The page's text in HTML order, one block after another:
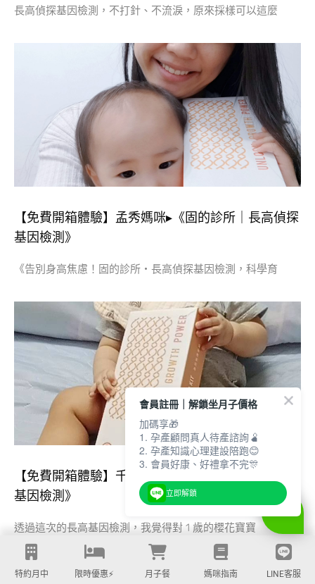
長高偵探基因檢測，不打針、不流淚，原來採樣可以這麼
【免費開箱體驗】孟秀媽咪▸《固的診所｜長高偵探
基因檢測》
《告別身高焦慮！固的診所・長高偵探基因檢測，科學育
【免費開箱體驗】千淯媽咪▸《固的診所｜長高偵探
基因檢測》
透過這次的長高基因檢測，我覺得對 1 歲的櫻花寶寶
特約月中 限時優惠⚡️ 月子餐 媽咪指南 LINE客服
會員註冊｜解鎖坐月子價格
加碼享🎁
1. 孕產顧問真人待產諮詢🫄
2. 孕產知識心理建設陪跑😊
3. 會員好康、好禮拿不完🎊
立即解鎖